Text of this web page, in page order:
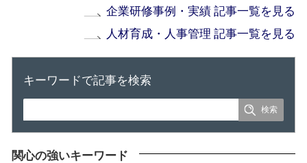
企業研修事例・実績 記事一覧を見る
人材育成・人事管理 記事一覧を見る
キーワードで記事を検索
関心の強いキーワード